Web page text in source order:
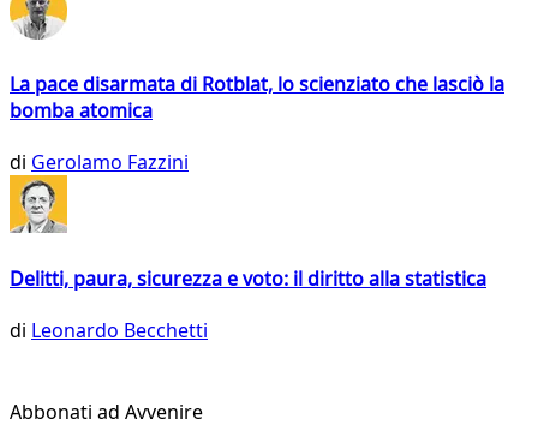
La pace disarmata di Rotblat, lo scienziato che lasciò la
bomba atomica
di Gerolamo Fazzini
Delitti, paura, sicurezza e voto: il diritto alla statistica
di Leonardo Becchetti
Abbonati ad Avvenire